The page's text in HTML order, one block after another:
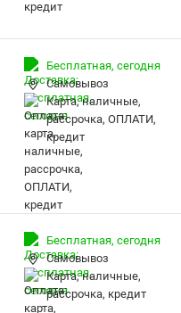
Бесплатная, сегодня
Самовывоз
карта, наличные,
рассрочка, ОПЛАТИ,
кредит
Бесплатная, сегодня
Самовывоз
карта, наличные,
рассрочка, кредит